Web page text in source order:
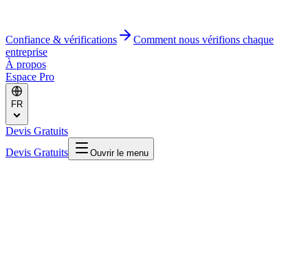
Confiance & vérifications
Comment nous vérifions chaque
entreprise
À propos
Espace Pro
FR
Devis Gratuits
Devis Gratuits
Ouvrir le menu